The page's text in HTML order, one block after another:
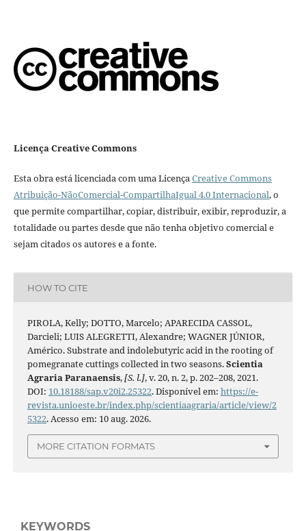
Licença Creative Commons
Esta obra está licenciada com uma LicençaCreative Commons
Atribuição-NãoComercial-CompartilhaIgual 4.0 Internacional, o
que permite compartilhar, copiar, distribuir, exibir, reproduzir, a
totalidade ou partes desde que não tenha objetivo comercial e
sejam citados os autores e a fonte.
HOW TO CITE
PIROLA, Kelly; DOTTO, Marcelo; APARECIDA CASSOL,
Darcieli; LUIS ALEGRETTI, Alexandre; WAGNER JÚNIOR,
Américo. Substrate and indolebutyric acid in the rooting of
pomegranate cuttings collected in two seasons.Scientia
Agraria Paranaensis,[S. l.], v. 20, n. 2, p. 202–208, 2021.
DOI: 10.18188/sap.v20i2.25322. Disponível em: https://e-
revista.unioeste.br/index.php/scientiaagraria/article/view/2
5322. Acesso em: 10 aug. 2026.
MORE CITATION FORMATS
KEYWORDS